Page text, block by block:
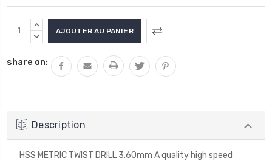
Stock
actuel
AUGMENTER
LA
:
DIMINUER
QUANTITÉ
share on:
Description
HSS METRIC TWIST DRILL 3.60mm A quality high speed